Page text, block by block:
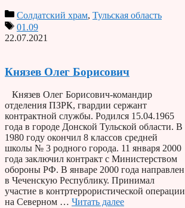
Солдатский храм, Тульская область
01.09
22.07.2021
Князев Олег Борисович
Князев Олег Борисович-командир
отделения ПЗРК, гвардии сержант
контрактной службы. Родился 15.04.1965
года в городе Донской Тульской области. В
1980 году окончил 8 классов средней
школы № 3 родного города. 11 января 2000
года заключил контракт с Министерством
обороны РФ. В январе 2000 года направлен
в Чеченскую Республику. Принимал
участие в контртеррористической операции
на Северном … Читать далее